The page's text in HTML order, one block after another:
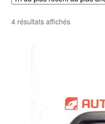
Politique de confidentialité
4 résultats affichésTrié